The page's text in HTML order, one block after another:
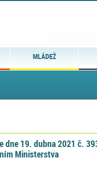
MLÁDEŽ
dne 19. dubna 2021 č.
Ministerstva